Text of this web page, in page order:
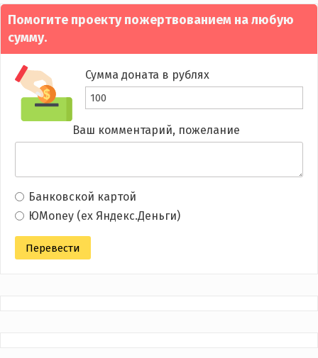
Помогите проекту пожертвованием на любую
сумму.
Сумма доната в рублях
Ваш комментарий, пожелание
Банковской картой
ЮMoney (ex Яндекс.Деньги)